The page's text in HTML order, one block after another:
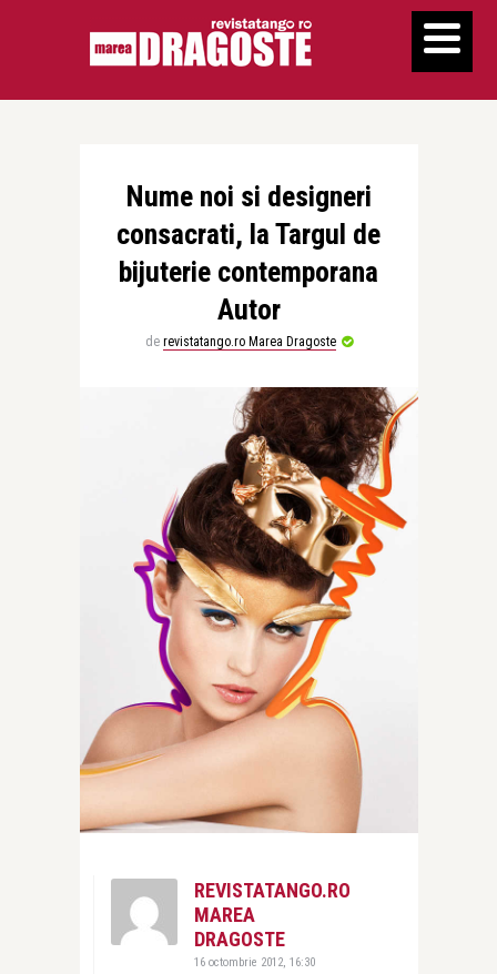
Nume noi si designeri
consacrati, la Targul de
bijuterie contemporana
Autor
de revistatango.ro Marea Dragoste
REVISTATANGO.RO
MAREA
DRAGOSTE
16 octombrie 2012, 16:30